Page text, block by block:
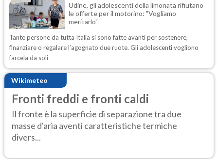
Udine, gli adolescenti della limonata rifiutano
le offerte per il motorino: "Vogliamo
meritarlo"
Tante persone da tutta Italia si sono fatte avanti per sostenere,
finanziare o regalare l’agognato due ruote. Gli adolescenti vogliono
farcela da soli
Wikimeteo
Fronti freddi e fronti caldi
Il fronte è la superficie di separazione tra due
masse d'aria aventi caratteristiche termiche
divers...